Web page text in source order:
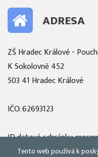
ADRESA
ZŠ Hradec Králové -
K Sokolovně 452
503 41 Hradec Králové
IČO: 62693123
ID datové schránky:
Tento web používá k